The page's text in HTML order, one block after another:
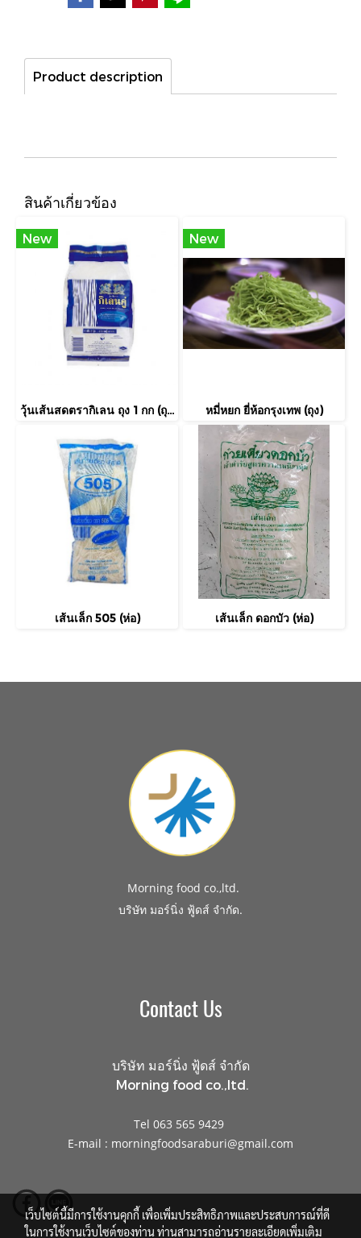
Product description
สินค้าเกี่ยวข้อง
New
วุ้นเส้นสดตรากิเลน ถุง 1 กก (ถุง)
New
หมี่หยก ยี่ห้อกรุงเทพ (ถุง)
เส้นเล็ก 505 (ห่อ) เส้นเล็ก ดอกบัว (ห่อ)
Morning food co.,ltd.
บริษัท มอร์นิ่ง ฟู้ดส์ จำกัด.
Contact Us
บริษัท มอร์นิ่ง ฟู้ดส์ จำกัด
Morning food co.,ltd.
Tel 063 565 9429
E-mail : morningfoodsaraburi@gmail.com
เว็บไซต์นี้มีการใช้งานคุกกี้ เพื่อเพิ่มประสิทธิภาพและประสบการณ์ที่ดี
ในการใช้งานเว็บไซต์ของท่าน ท่านสามารถอ่านรายละเอียดเพิ่มเติม